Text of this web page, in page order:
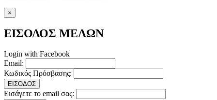
×
ΕΙΣΟΔΟΣ ΜΕΛΩΝ
Login with Facebook
Email:
Κωδικός Πρόσβασης:
ΕΙΣΟΔΟΣ
Εισάγετε το email σας: